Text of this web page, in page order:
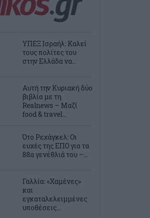
ΥΠΕΞ Ισραήλ: Καλεί
τους πολίτες του
στην Ελλάδα να...
Αυτή την Κυριακή δύο
βιβλία με τη
Realnews – Μαζί
food & travel...
Ότο Ρεχάγκελ: Οι
ευχές της EΠΟ για τα
88α γενέθλιά του –...
Γαλλία: «Χαμένες»
και
εγκαταλελειμμένες
υποθέσεις...